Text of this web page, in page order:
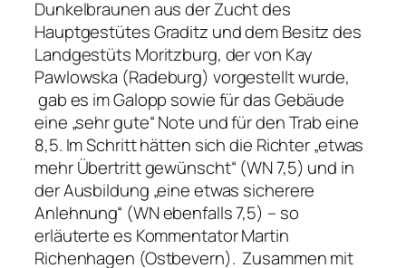
Dunkelbraunen aus der Zucht des
Hauptgestütes Graditz und dem Besitz des
Landgestüts Moritzburg, der von Kay
Pawlowska (Radeburg) vorgestellt wurde,
gab es im Galopp sowie für das Gebäude
eine „sehr gute“ Note und für den Trab eine
8,5. Im Schritt hätten sich die Richter „etwas
mehr Übertritt gewünscht“ (WN 7,5) und in
der Ausbildung „eine etwas sicherere
Anlehnung“ (WN ebenfalls 7,5) – so
erläuterte es Kommentator Martin
Richenhagen (Ostbevern). Zusammen mit